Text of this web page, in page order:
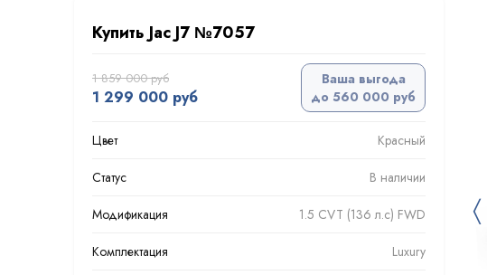
Купить Jac J7 №7057
1 859 000 руб
1 299 000 руб
Ваша выгода
до 560 000 руб
Цвет Красный
Статус В наличии
Модификация 1.5 CVT (136 л.с) FWD
Комплектация Luxury
〈